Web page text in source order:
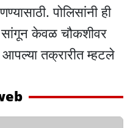
पोलिसांनी ही
केवळ चौकशीवर
तक्रारीत म्हटले